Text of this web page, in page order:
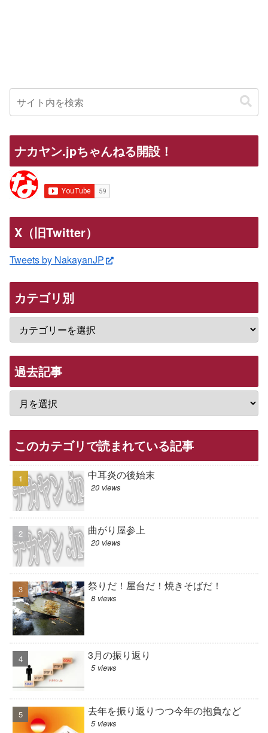
ナカヤン.jpちゃんねる開設！
X（旧Twitter）
Tweets by NakayanJP
カテゴリ別
過去記事
このカテゴリで読まれている記事
中耳炎の後始末
20 views
曲がり屋参上
20 views
祭りだ！屋台だ！焼きそばだ！
8 views
3月の振り返り
5 views
去年を振り返りつつ今年の抱負など
5 views